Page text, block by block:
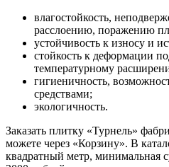
влагостойкость,
расслоению, поражению
устойчивость к износу и
стойкость к деформации
температурному
гигиеничность,
средствами;
экологичность.
Заказать плитку «Турнель»
можете через «Корзину». В
квадратный метр, минимальная